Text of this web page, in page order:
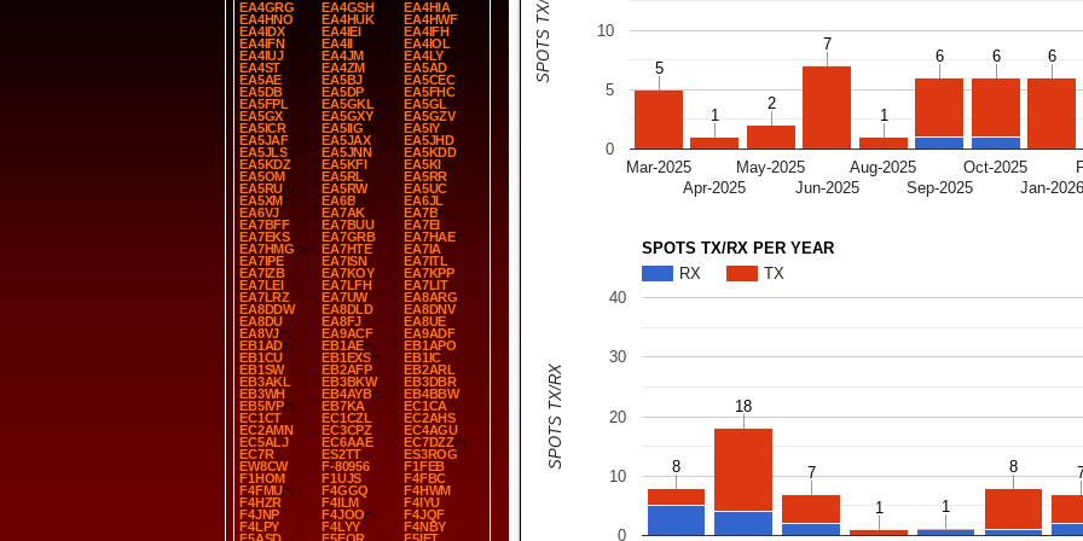
EA4GRG
EA4GSH
EA4HIA
EA4HNO
EA4HUK
EA4HWF
EA4IDX
EA4IEI
EA4IFH
EA4IFN
EA4II
EA4IOL
EA4IUJ
EA4JM
EA4LY
EA4ST
EA4ZM
EA5AD
EA5AE
EA5BJ
EA5CEC
EA5DB
EA5DP
EA5FHC
EA5FPL
EA5GKL
EA5GL
EA5GX
EA5GXY
EA5GZV
EA5ICR
EA5IIG
EA5IY
EA5JAF
EA5JAX
EA5JHD
EA5JLS
EA5JNN
EA5KDD
EA5KDZ
EA5KFI
EA5KI
EA5OM
EA5RL
EA5RR
EA5RU
EA5RW
EA5UC
EA5XM
EA6B
EA6JL
EA6VJ
EA7AK
EA7B
EA7BFF
EA7BUU
EA7EI
EA7EKS
EA7GRB
EA7HAE
EA7HMG
EA7HTE
EA7IA
EA7IPE
EA7ISN
EA7ITL
EA7IZB
EA7KOY
EA7KPP
EA7LEI
EA7LFH
EA7LIT
EA7LRZ
EA7UW
EA8ARG
EA8DDW
EA8DLD
EA8DNV
EA8DU
EA8FJ
EA8UE
EA8VJ
EA9ACF
EA9ADF
EB1AD
EB1AE
EB1APO
EB1CU
EB1EXS
EB1IC
EB1SW
EB2AFP
EB2ARL
EB3AKL
EB3BKW
EB3DBR
EB3WH
EB4AYB
EB4BBW
EB5IVP
EB7KA
EC1CA
EC1CT
EC1CZL
EC2AHS
EC2AMN
EC3CPZ
EC4AGU
EC5ALJ
EC6AAE
EC7DZZ
EC7R
ES2TT
ES3ROG
EW8CW
F-80956
F1FEB
F1HOM
F1UJS
F4FBC
F4FMU
F4GGQ
F4HWM
F4HZR
F4ILM
F4IYU
F4JNP
F4JOO
F4JQF
F4LPY
F4LYY
F4NBY
Mar-2025
Apr-2025
May-2025
Jun-2025
Aug-2025
Sep-2025
Oct-2025
Jan-2026
0
5
10
5
5
1
1
2
2
7
7
1
1
6
6 6
6 6
6
SPOTS TX/RX
SPOTS TX/RX PER YEAR
RX
TX
0
10
20
30
40
8
8
18
18
7
7
1
1 1
1
8
8
SPOTS TX/RX